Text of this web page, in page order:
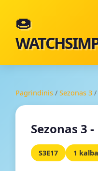
🍩
Pagrindinis / Sezonas 3 /
Sezonas 3
S3E17 1